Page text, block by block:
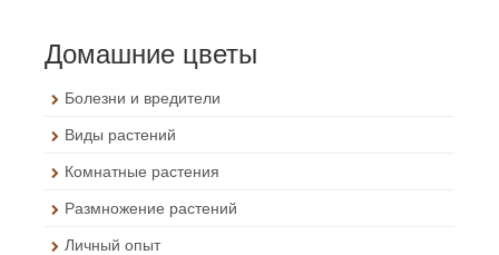
Домашние цветы
Болезни и вредители
Виды растений
Комнатные растения
Размножение растений
Личный опыт